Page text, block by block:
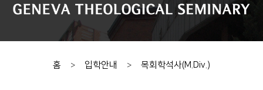
홈 > 입학안내 > 목회학석사(M.Div.)